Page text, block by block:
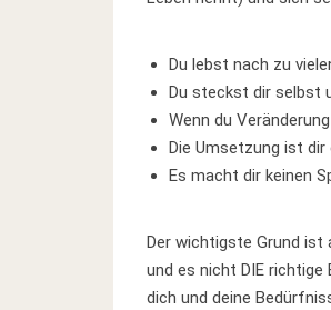
Du lebst nach zu
Du steckst dir selbst
Wenn du
Die Umsetzung ist
Es macht dir keinen
Der wichtigste Grund ist
und es nicht DIE richtige
dich und deine